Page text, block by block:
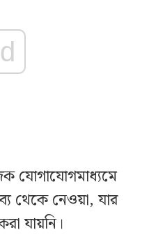
যোগাযোগমাধ্যমে
থেকে নেওয়া, যার
যায়নি।